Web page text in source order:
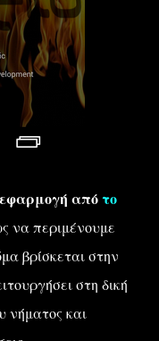
από το
να περιμένουμε
βρίσκεται στην
στη δική
νήματος και